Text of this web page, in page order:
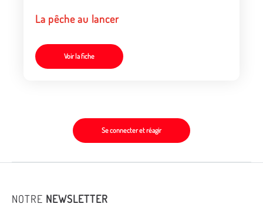
La pêche au lancer
Voir la fiche
Se connecter et réagir
NOTRE NEWSLETTER